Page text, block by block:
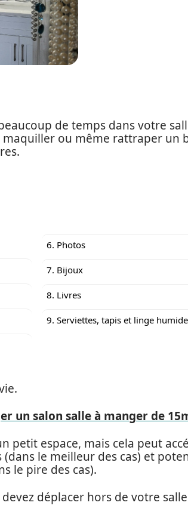
de temps dans votre
maquiller ou même rattraper un
6. Photos
7. Bijoux
8. Livres
9. Serviettes, tapis et linge
un salon salle à manger de
petit espace, mais cela peut
le meilleur des cas) et
le pire des cas).
déplacer hors de votre